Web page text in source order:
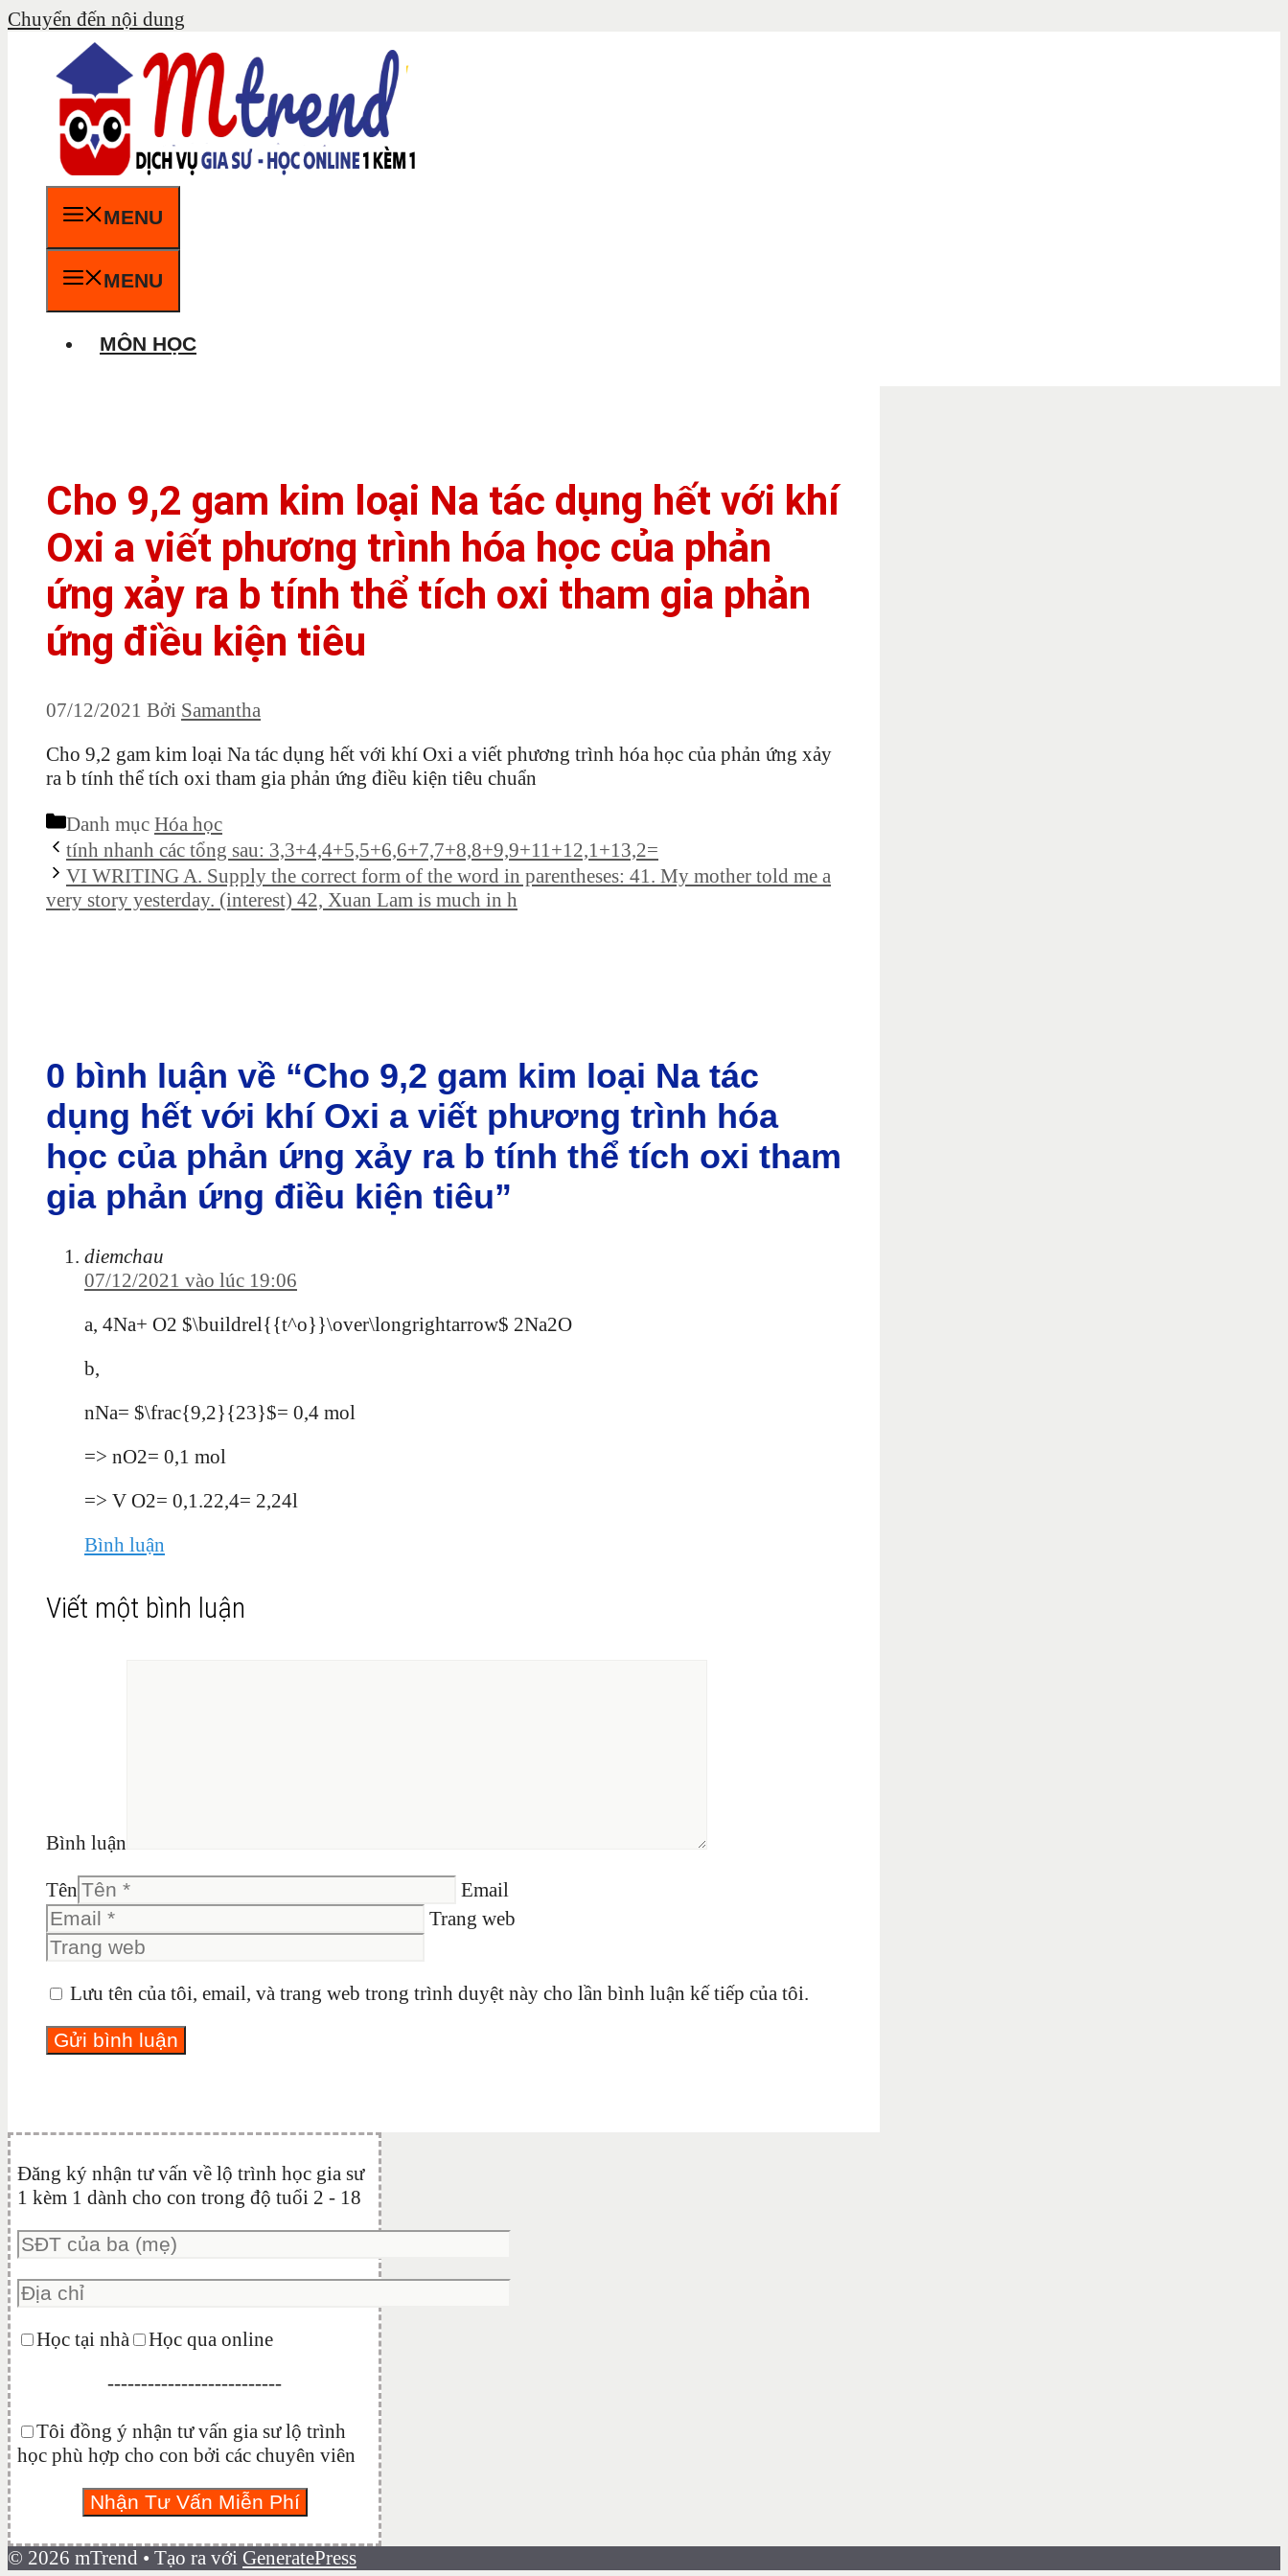
Chuyển đến nội dung
MENU
MENU
MÔN HỌC
Cho 9,2 gam kim loại Na tác dụng hết với khí
Oxi a viết phương trình hóa học của phản
ứng xảy ra b tính thể tích oxi tham gia phản
ứng điều kiện tiêu
07/12/2021 Bởi Samantha
Cho 9,2 gam kim loại Na tác dụng hết với khí Oxi a viết phương trình hóa học của phản ứng xảy
ra b tính thể tích oxi tham gia phản ứng điều kiện tiêu chuẩn
Danh mục Hóa học
tính nhanh các tổng sau: 3,3+4,4+5,5+6,6+7,7+8,8+9,9+11+12,1+13,2=
VI WRITING A. Supply the correct form of the word in parentheses: 41. My mother told me a
very story yesterday. (interest) 42, Xuan Lam is much in h
0 bình luận về “Cho 9,2 gam kim loại Na tác
dụng hết với khí Oxi a viết phương trình hóa
học của phản ứng xảy ra b tính thể tích oxi tham
gia phản ứng điều kiện tiêu”
diemchau
07/12/2021 vào lúc 19:06
a, 4Na+ O2 $\buildrel{{t^o}}\over\longrightarrow$ 2Na2O
b,
nNa= $\frac{9,2}{23}$= 0,4 mol
=> nO2= 0,1 mol
=> V O2= 0,1.22,4= 2,24l
Bình luận
Viết một bình luận
Bình luận
Tên
Email
Trang web
Lưu tên của tôi, email, và trang web trong trình duyệt này cho lần bình luận kế tiếp của tôi.
Đăng ký nhận tư vấn về lộ trình học gia sư
1 kèm 1 dành cho con trong độ tuổi 2 - 18
Học tại nhà
Học qua online
--------------------------
Tôi đồng ý nhận tư vấn gia sư lộ trình
học phù hợp cho con bởi các chuyên viên
© 2026 mTrend • Tạo ra với GeneratePress